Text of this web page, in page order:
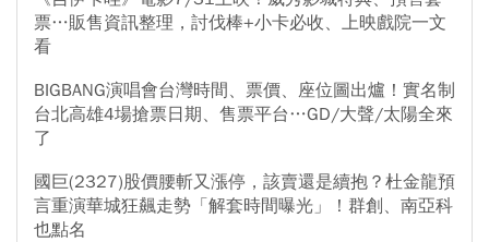
票…販售資訊整理，討伐棒+小卡必收、上映戲院一文
看
BIGBANG演唱會台灣時間、票價、座位圖出爐！實名制
台北高雄4場搶票日期、售票平台…GD/大聲/太陽全來
了
國巨(2327)股價腰斬又漲停，該賣還是續抱？杜金龍預
言重演華城狂飆走勢「解套時間曝光」！群創、南亞科
也點名